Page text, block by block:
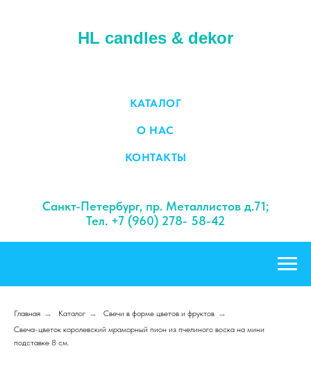
HL candles & dekor
КАТАЛОГ
О НАС
КОНТАКТЫ
Санкт-Петербург, пр. Металлистов д.71;
Тел. +7 (960) 278- 58-42
Главная → Каталог → Свечи в форме цветов и фруктов →
Свеча-цветок королевский мраморный пион из пчелиного воска на мини
подставке 8 см.